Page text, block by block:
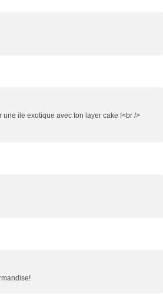
ile exotique avec ton layer cake !<br />